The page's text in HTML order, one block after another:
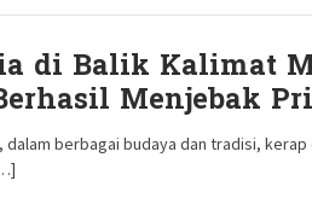
di Balik Kalimat
Menjebak
dalam berbagai budaya dan tradisi,